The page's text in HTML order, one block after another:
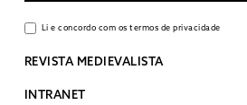
Li e concordo com os termos de privacidade
REVISTA MEDIEVALISTA
INTRANET